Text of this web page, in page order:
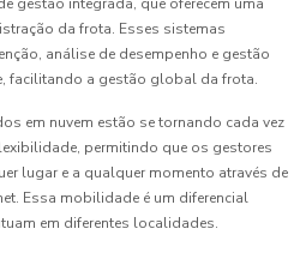
gestão integrada, que oferecem uma
da frota. Esses sistemas
análise de desempenho e gestão
facilitando a gestão global da frota.
em nuvem estão se tornando cada vez
permitindo que os gestores
lugar e a qualquer momento através de
Essa mobilidade é um diferencial
em diferentes localidades.